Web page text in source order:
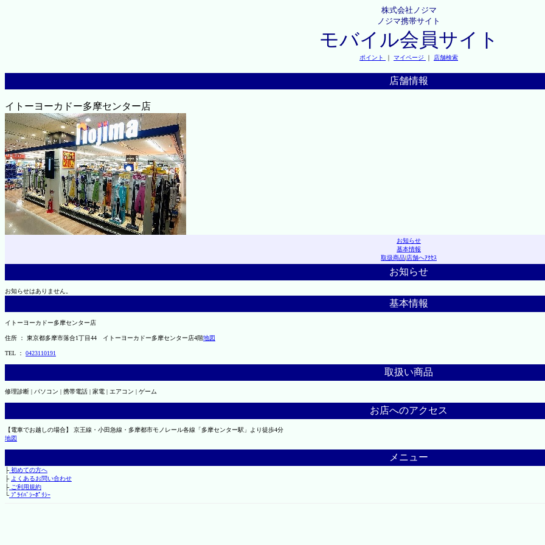
株式会社ノジマ
ノジマ携帯サイト
モバイル会員サイト
ポイント ｜ マイページ ｜ 店舗検索
店舗情報
イトーヨーカドー多摩センター店
お知らせ
基本情報
取扱商品|店舗へｱｸｾｽ
お知らせ
お知らせはありません。
基本情報
イトーヨーカドー多摩センター店
住所 ： 東京都多摩市落合1丁目44 イトーヨーカドー多摩センター店4階地図
TEL ： 0423110191
取扱い商品
修理診断 | パソコン | 携帯電話 | 家電 | エアコン | ゲーム
お店へのアクセス
【電車でお越しの場合】 京王線・小田急線・多摩都市モノレール各線「多摩センター駅」より徒歩4分
地図
メニュー
├初めての方へ
├ よくあるお問い合わせ
├ご利用規約
└ﾌﾟﾗｲﾊﾞｼｰﾎﾟﾘｼｰ